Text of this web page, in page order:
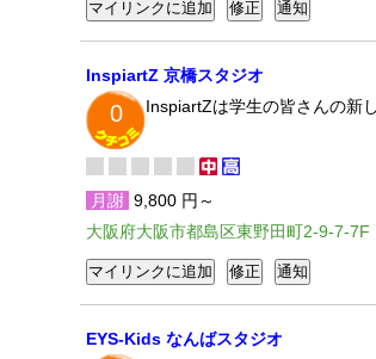
InspiartZ 京橋スタジオ
0 InspiartZは学生の皆さんの新
月謝 9,800 円～
大阪府大阪市都島区東野田町2-9-7-7F
EYS-Kids なんばスタジオ